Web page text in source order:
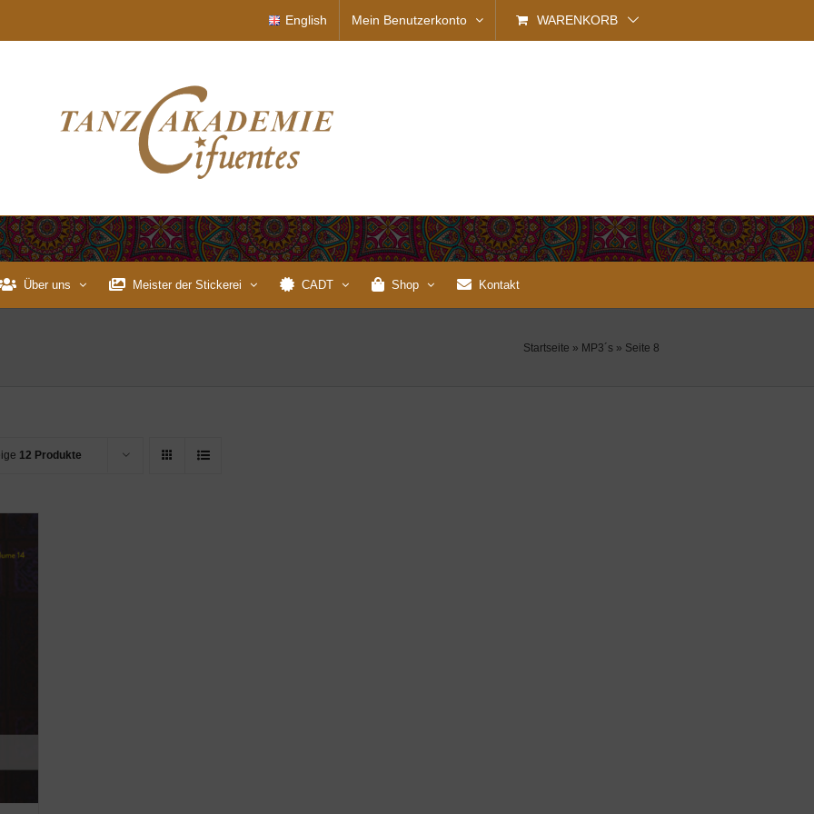
English Mein Benutzerkonto WARENKORB
Über uns Meister der Stickerei CADT Shop Kontakt
Startseite » MP3´s » Seite 8
12 Produkte